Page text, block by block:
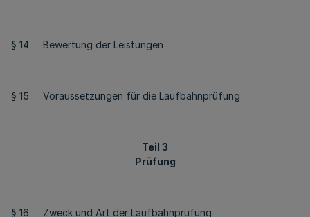
§ 14 Bewertung der Leistungen
§ 15 Voraussetzungen für die Laufbahnprüfung
Teil 3
Prüfung
§ 16 Zweck und Art der Laufbahnprüfung